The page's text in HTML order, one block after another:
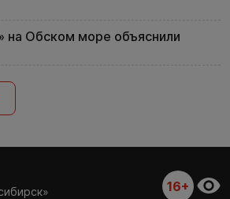
на Обском море объяснили
16+